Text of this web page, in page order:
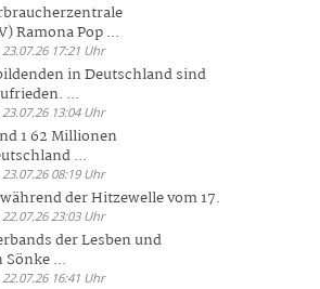
Ramona Pop ...
17:21 Uhr
in Deutschland sind
...
13:04 Uhr
1 62 Millionen
...
08:19 Uhr
der Hitzewelle vom 17.
23:03 Uhr
der Lesben und
...
16:41 Uhr